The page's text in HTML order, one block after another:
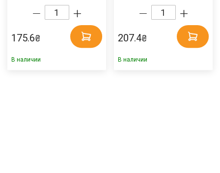
175.6₴
В наличии
207.4₴
В наличии